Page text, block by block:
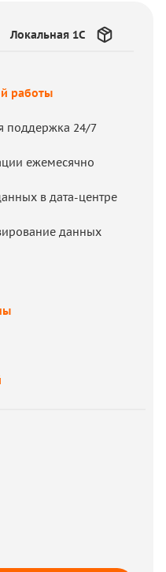
Локальная 1С
работы
поддержка 24/7
ежемесячно
в дата-центре
данных
рабочему месту
или специалист в